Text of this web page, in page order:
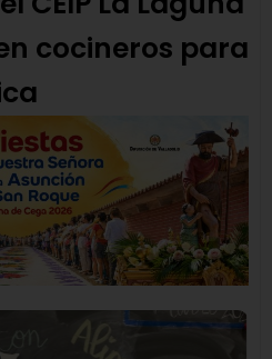
cocineros para